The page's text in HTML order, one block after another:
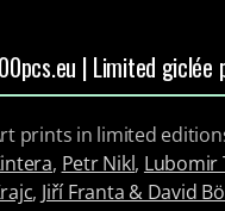
| Limited giclée
prints in limited
, Petr Nikl, Lubomir
, Jiří Franta & David